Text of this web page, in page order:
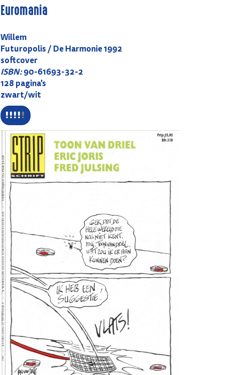
Euromania
Willem
Futuropolis / De Harmonie 1992
softcover
ISBN:90-61693-32-2
128 pagina's
zwart/wit